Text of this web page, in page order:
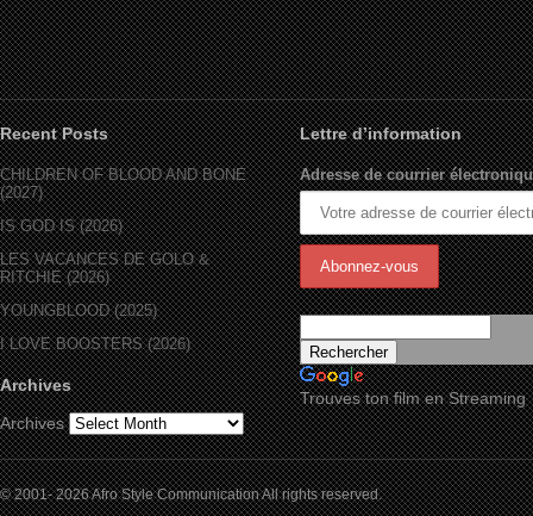
Recent Posts
CHILDREN OF BLOOD AND BONE
(2027)
IS GOD IS (2026)
LES VACANCES DE GOLO &
RITCHIE (2026)
YOUNGBLOOD (2025)
I LOVE BOOSTERS (2026)
Archives
Archives
Lettre d’information
Adresse de courrier
Trouves ton film en Streaming
© 2001- 2026 Afro Style Communication All rights reserved.